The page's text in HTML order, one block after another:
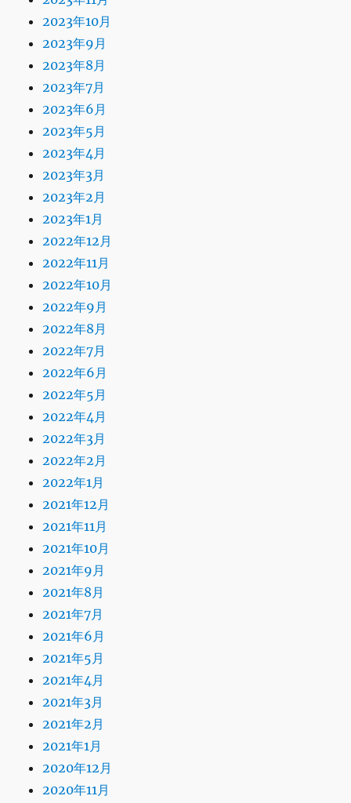
2023年10月
2023年9月
2023年8月
2023年7月
2023年6月
2023年5月
2023年4月
2023年3月
2023年2月
2023年1月
2022年12月
2022年11月
2022年10月
2022年9月
2022年8月
2022年7月
2022年6月
2022年5月
2022年4月
2022年3月
2022年2月
2022年1月
2021年12月
2021年11月
2021年10月
2021年9月
2021年8月
2021年7月
2021年6月
2021年5月
2021年4月
2021年3月
2021年2月
2021年1月
2020年12月
2020年11月